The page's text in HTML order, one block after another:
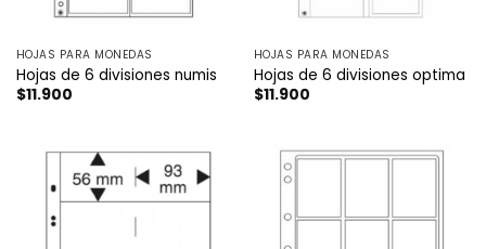
HOJAS PARA MONEDAS
Hojas de 6 divisiones numis
$11.900
HOJAS PARA MONEDAS
Hojas de 6 divisiones optima
$11.900